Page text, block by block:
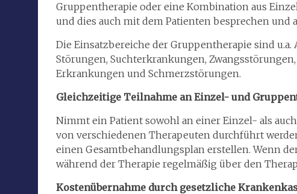
Gruppentherapie oder eine Kombination aus
und dies auch mit dem Patienten besprechen und
Die Einsatzbereiche der Gruppentherapie sind
Störungen, Suchterkrankungen,
Erkrankungen und Schmerzstörungen.
Gleichzeitige Teilnahme an Einzel- und
Nimmt ein Patient sowohl an einer Einzel- als
von verschiedenen Therapeuten durchführt
einen Gesamtbehandlungsplan erstellen. Wenn
während der Therapie regelmäßig über den
Kostenübernahme durch gesetzliche